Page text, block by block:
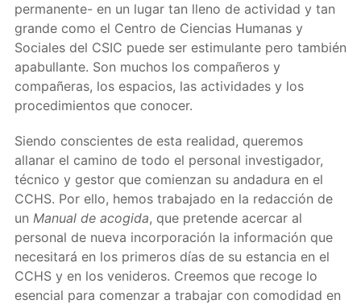
permanente- en un lugar tan lleno de actividad y tan
grande como el Centro de Ciencias Humanas y
Sociales del CSIC puede ser estimulante pero también
apabullante. Son muchos los compañeros y
compañeras, los espacios, las actividades y los
procedimientos que conocer.
Siendo conscientes de esta realidad, queremos
allanar el camino de todo el personal investigador,
técnico y gestor que comienzan su andadura en el
CCHS. Por ello, hemos trabajado en la redacción de
un Manual de acogida, que pretende acercar al
personal de nueva incorporación la información que
necesitará en los primeros días de su estancia en el
CCHS y en los venideros. Creemos que recoge lo
esencial para comenzar a trabajar con comodidad en